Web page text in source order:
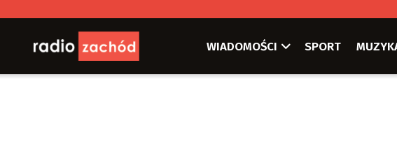
WIADOMOŚCI SPORT